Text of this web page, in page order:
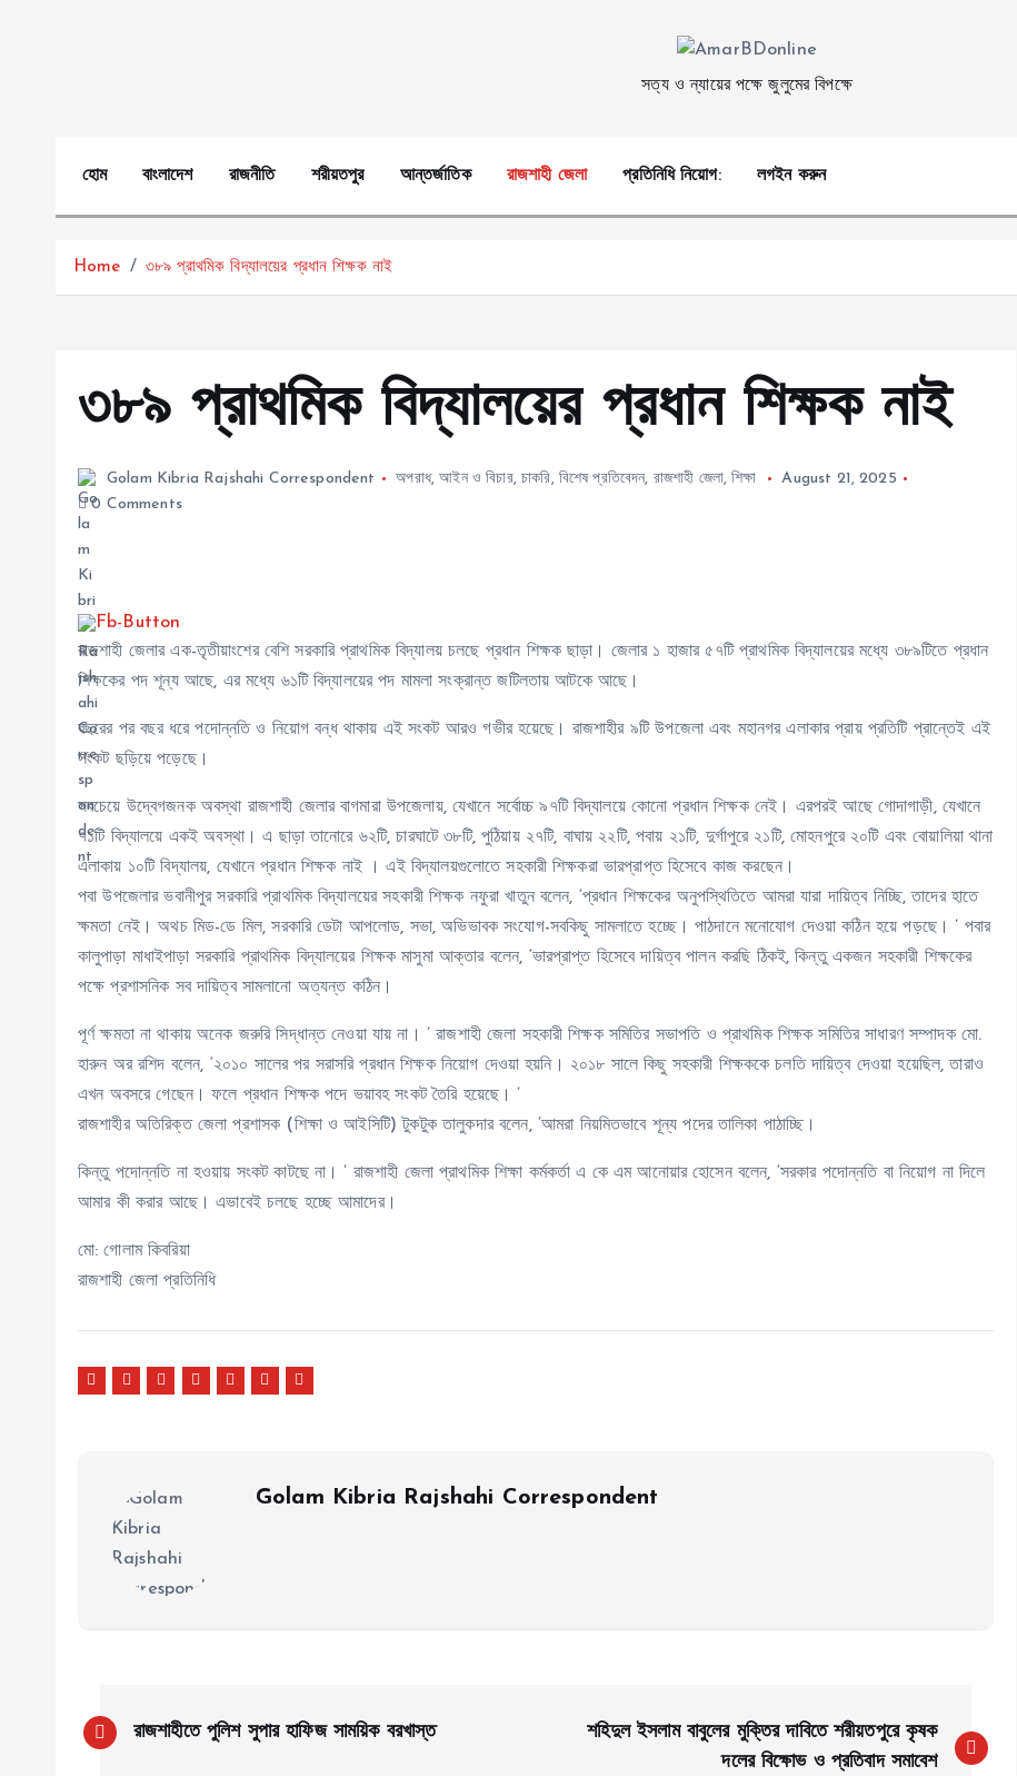
সত্য ও ন্যায়ের পক্ষে জুলুমের বিপক্ষে
হোম বাংলাদেশ রাজনীতি শরীয়তপুর আন্তর্জাতিক রাজশাহী জেলা প্রতিনিধি নিয়োগ: লগইন করুন
Home ৩৮৯ প্রাথমিক বিদ্যালয়ের প্রধান শিক্ষক নাই
৩৮৯ প্রাথমিক বিদ্যালয়ের প্রধান শিক্ষক নাই
Golam Kibria Rajshahi Correspondent অপরাধ,আইন ও বিচার,চাকরি, বিশেষ প্রতিবেদন, রাজশাহী জেলা,শিক্ষা
August 21, 2025
0 Comments
রাজশাহী জেলার এক-তৃতীয়াংশের বেশি সরকারি প্রাথমিক বিদ্যালয় চলছে প্রধান শিক্ষক ছাড়া। জেলার ১ হাজার ৫৭টি প্রাথমিক বিদ্যালয়ের মধ্যে ৩৮৯টিতে প্রধান
শিক্ষকের পদ শূন্য আছে, এর মধ্যে ৬১টি বিদ্যালয়ের পদ মামলা সংক্রান্ত জটিলতায় আটকে আছে।
বছরের পর বছর ধরে পদোন্নতি ও নিয়োগ বন্ধ থাকায় এই সংকট আরও গভীর হয়েছে। রাজশাহীর ৯টি উপজেলা এবং মহানগর এলাকার প্রায় প্রতিটি প্রান্তেই এই
সংকট ছড়িয়ে পড়েছে।
সবচেয়ে উদ্বেগজনক অবস্থা রাজশাহী জেলার বাগমারা উপজেলায়, যেখানে সর্বোচ্চ ৯৭টি বিদ্যালয়ে কোনো প্রধান শিক্ষক নেই। এরপরই আছে গোদাগাড়ী, যেখানে
৭১টি বিদ্যালয়ে একই অবস্থা। এ ছাড়া তানোরে ৬২টি, চারঘাটে ৩৮টি, পুঠিয়ায় ২৭টি, বাঘায় ২২টি, পবায় ২১টি, দুর্গাপুরে ২১টি, মোহনপুরে ২০টি এবং বোয়ালিয়া থানা
এলাকায় ১০টি বিদ্যালয়, যেখানে প্রধান শিক্ষক নাই । এই বিদ্যালয়গুলোতে সহকারী শিক্ষকরা ভারপ্রাপ্ত হিসেবে কাজ করছেন।
পবা উপজেলার ভবানীপুর সরকারি প্রাথমিক বিদ্যালয়ের সহকারী শিক্ষক নফুরা খাতুন বলেন, ‘প্রধান শিক্ষকের অনুপস্থিতিতে আমরা যারা দায়িত্ব নিচ্ছি, তাদের হাতে
ক্ষমতা নেই। অথচ মিড-ডে মিল, সরকারি ডেটা আপলোড, সভা, অভিভাবক সংযোগ-সবকিছু সামলাতে হচ্ছে। পাঠদানে মনোযোগ দেওয়া কঠিন হয়ে পড়ছে। ’ পবার
কালুপাড়া মাধাইপাড়া সরকারি প্রাথমিক বিদ্যালয়ের শিক্ষক মাসুমা আক্তার বলেন, ‘ভারপ্রাপ্ত হিসেবে দায়িত্ব পালন করছি ঠিকই, কিন্তু একজন সহকারী শিক্ষকের
পক্ষে প্রশাসনিক সব দায়িত্ব সামলানো অত্যন্ত কঠিন।
পূর্ণ ক্ষমতা না থাকায় অনেক জরুরি সিদ্ধান্ত নেওয়া যায় না। ’ রাজশাহী জেলা সহকারী শিক্ষক সমিতির সভাপতি ও প্রাথমিক শিক্ষক সমিতির সাধারণ সম্পাদক মো.
হারুন অর রশিদ বলেন, ‘২০১০ সালের পর সরাসরি প্রধান শিক্ষক নিয়োগ দেওয়া হয়নি। ২০১৮ সালে কিছু সহকারী শিক্ষককে চলতি দায়িত্ব দেওয়া হয়েছিল, তারাও
এখন অবসরে গেছেন। ফলে প্রধান শিক্ষক পদে ভয়াবহ সংকট তৈরি হয়েছে। ’
রাজশাহীর অতিরিক্ত জেলা প্রশাসক (শিক্ষা ও আইসিটি) টুকটুক তালুকদার বলেন, ‘আমরা নিয়মিতভাবে শূন্য পদের তালিকা পাঠাচ্ছি।
কিন্তু পদোন্নতি না হওয়ায় সংকট কাটছে না। ’ রাজশাহী জেলা প্রাথমিক শিক্ষা কর্মকর্তা এ কে এম আনোয়ার হোসেন বলেন, ‘সরকার পদোন্নতি বা নিয়োগ না দিলে
আমার কী করার আছে। এভাবেই চলছে হচ্ছে আমাদের।
মো: গোলাম কিবরিয়া
রাজশাহী জেলা প্রতিনিধি
Golam Kibria Rajshahi Correspondent
P
রাজশাহীতে পুলিশ সুপার হাফিজ সাময়িক বরখাস্ত
শহিদুল ইসলাম বাবুলের মুক্তির দাবিতে শরীয়তপুরে কৃষক
দলের বিক্ষোভ ও প্রতিবাদ সমাবেশ